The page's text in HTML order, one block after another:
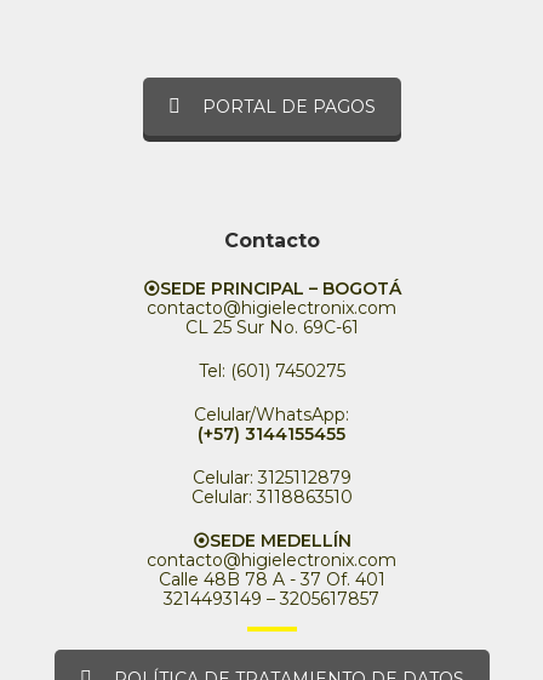
PORTAL DE PAGOS
Contacto
⦿SEDE PRINCIPAL – BOGOTÁ
contacto@higielectronix.com
CL 25 Sur No. 69C-61
Tel: (601) 7450275
Celular/WhatsApp:
(+57) 3144155455
Celular: 3125112879
Celular: 3118863510
⦿SEDE MEDELLÍN
contacto@higielectronix.com
Calle 48B 78 A - 37 Of. 401
3214493149 – 3205617857